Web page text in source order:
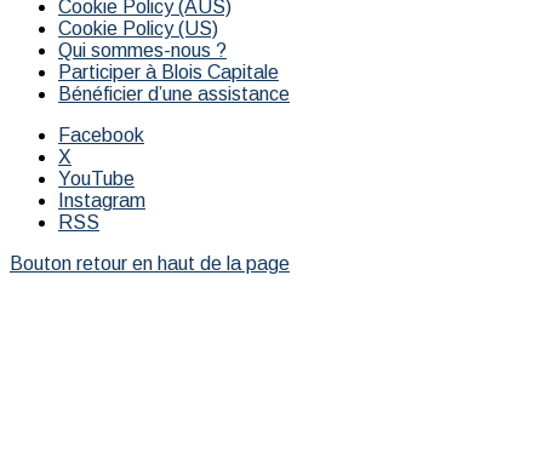
Cookie Policy (AUS)
Cookie Policy (US)
Qui sommes-nous ?
Participer à Blois Capitale
Bénéficier d’une assistance
Facebook
X
YouTube
Instagram
RSS
Bouton retour en haut de la page